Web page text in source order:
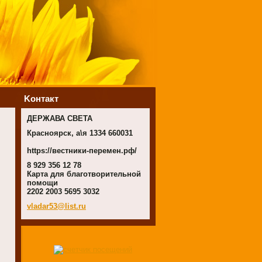
Koнтакт
ДЕРЖАВА СВЕТА
Красноярск, а\я 1334 660031
https://вестники-перемен.рф/
8 929 356 12 78
Карта для благотворительной
помощи
2202 2003 5695 3032
vladar53@list.ru